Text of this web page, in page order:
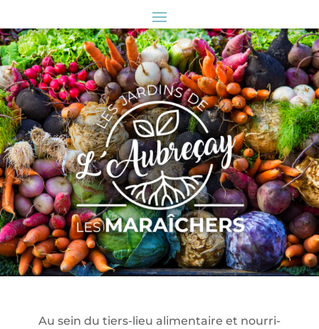
Au sein du tiers-lieu ali­men­taire et nour­ri­